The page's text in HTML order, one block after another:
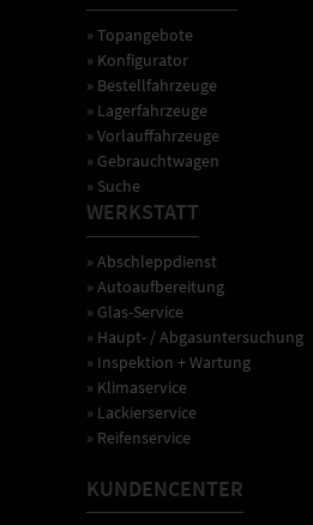
» Topangebote
» Konfigurator
» Bestellfahrzeuge
» Lagerfahrzeuge
» Vorlauffahrzeuge
» Gebrauchtwagen
» Suche
WERKSTATT
» Abschleppdienst
» Autoaufbereitung
» Glas-Service
» Haupt- / Abgasuntersuchung
» Inspektion + Wartung
» Klimaservice
» Lackierservice
» Reifenservice
KUNDENCENTER